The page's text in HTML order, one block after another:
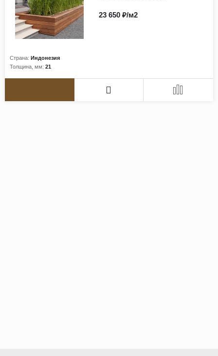
Страна: Индонезия
Толщина, мм: 21
23 650 ₽/м2